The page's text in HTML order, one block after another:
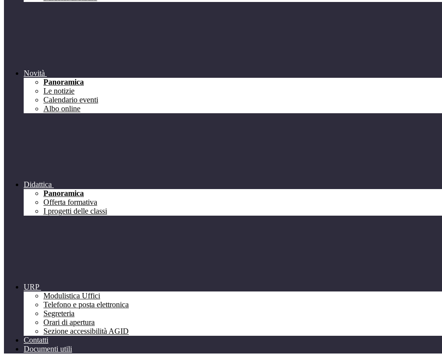
Novità
Panoramica
Le notizie
Calendario eventi
Albo online
Didattica
Panoramica
Offerta formativa
I progetti delle classi
URP
Modulistica Uffici
Telefono e posta elettronica
Segreteria
Orari di apertura
Sezione accessibilità AGID
Contatti
Documenti utili